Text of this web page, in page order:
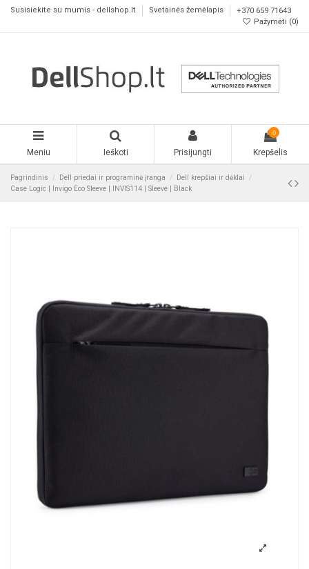
Susisiekite su mumis - dellshop.lt Svetainės žemėlapis
+370 659 71643
Pažymėti (0)
Meniu Ieškoti Prisijungti
0
Krepšelis
Pagrindinis Dell priedai ir programinė įranga
Dell krepšiai ir dėklai
Case Logic | Invigo Eco Sleeve | INVIS114 | Sleeve | Black